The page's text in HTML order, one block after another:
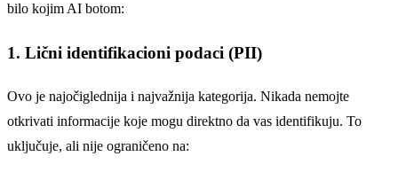
bilo kojim AI botom:
1. Lični identifikacioni podaci (PII)
Ovo je najočiglednija i najvažnija kategorija. Nikada nemojte
otkrivati informacije koje mogu direktno da vas identifikuju. To
uključuje, ali nije ograničeno na: